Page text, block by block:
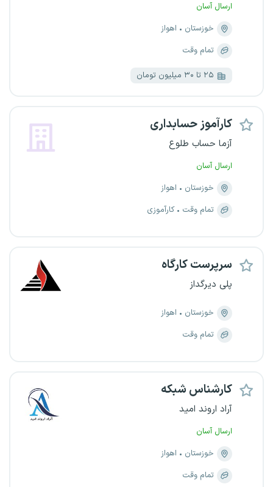
ارسال آسان
خوزستان
اهواز
تمام وقت
۲۵ تا ۳۰ میلیون تومان
کارآموز حسابداری
آزما حساب طلوع
ارسال آسان
خوزستان
اهواز
تمام وقت
کارآموزی
سرپرست کارگاه
پلی دیرگداز
خوزستان
اهواز
تمام وقت
کارشناس شبکه
آراد اروند امید
ارسال آسان
خوزستان
اهواز
تمام وقت